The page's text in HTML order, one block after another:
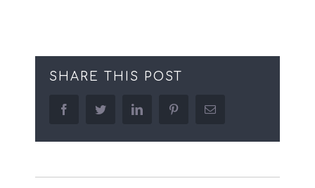
SHARE THIS POST
facebooktwitter linkedin pinterestEmail